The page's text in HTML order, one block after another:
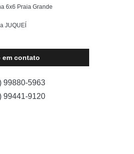
6x6 Praia Grande
JUQUEÍ
em contato
99880-5963
99441-9120